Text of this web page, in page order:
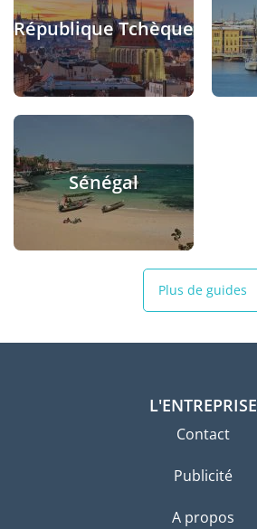
République Tchèque
Sénégal
Plus de guides
L'ENTREPRISE
Contact
Publicité
A propos